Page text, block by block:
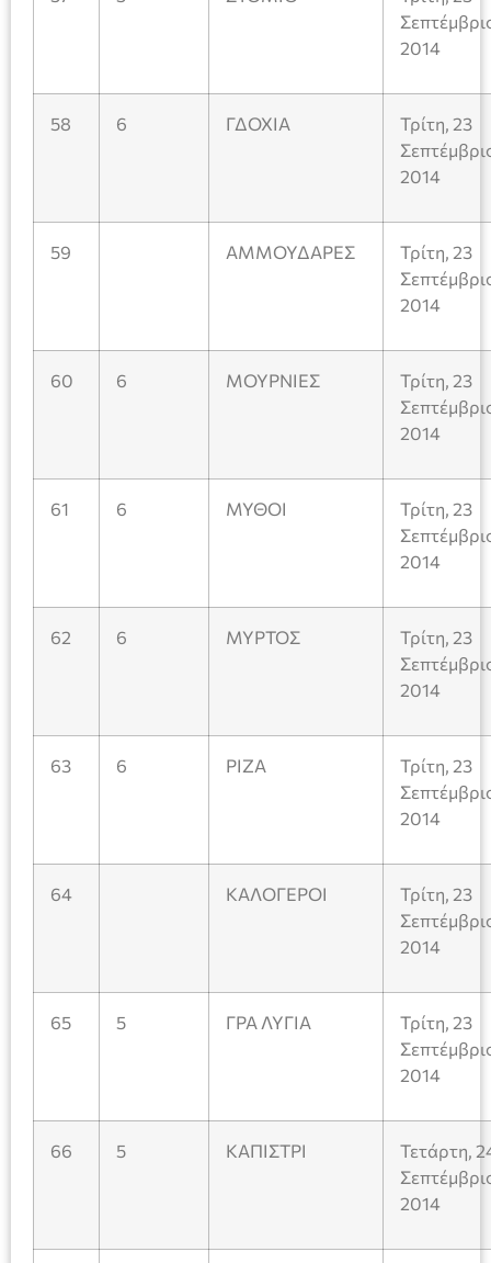
2014
58 6 ΓΔΟΧΙΑ
Τρίτη, 23
2014
59 ΑΜΜΟΥΔΑΡΕΣ
Τρίτη, 23
2014
60 6 ΜΟΥΡΝΙΕΣ
Τρίτη, 23
2014
61 6 ΜΥΘΟΙ
Τρίτη, 23
2014
62 6 ΜΥΡΤΟΣ
Τρίτη, 23
2014
63 6 ΡΙΖΑ
Τρίτη, 23
2014
64 ΚΑΛΟΓΕΡΟΙ
Τρίτη, 23
2014
65 5 ΓΡΑ ΛΥΓΙΑ
Τρίτη, 23
2014
66 5 ΚΑΠΙΣΤΡΙ
Τετάρτη,
2014